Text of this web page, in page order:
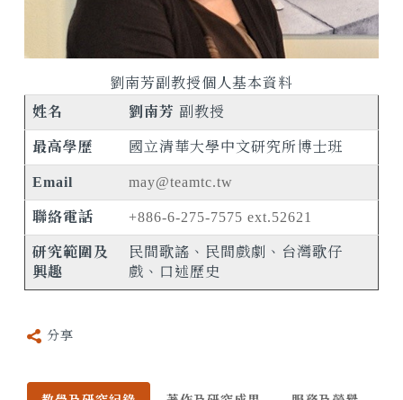
劉南芳副教授個人基本資料
姓名
劉南芳 副教授
最高學歷 國立清華大學中文研究所博士班
Email may@teamtc.tw
聯絡電話 +886-6-275-7575 ext.52621
研究範圍及
興趣
民間歌謠、民間戲劇、台灣歌仔
戲、口述歷史
分享